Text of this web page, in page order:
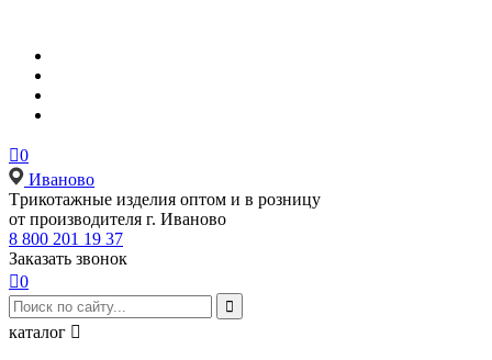
0
Иваново
Tрикотажные изделия оптом и в розницу
от производителя г. Иваново
8 800 201 19 37
Заказать звонок
0

каталог 